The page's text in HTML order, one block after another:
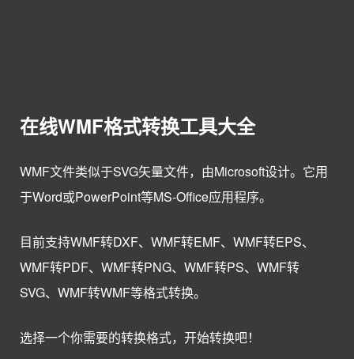
在线WMF格式转换工具大全
WMF文件类似于SVG矢量文件，由Microsoft设计。它用
于Word或PowerPoint等MS-Office应用程序。
目前支持WMF转DXF、WMF转EMF、WMF转EPS、
WMF转PDF、WMF转PNG、WMF转PS、WMF转
SVG、WMF转WMF等格式转换。
选择一个你需要的转换格式，开始转换吧！